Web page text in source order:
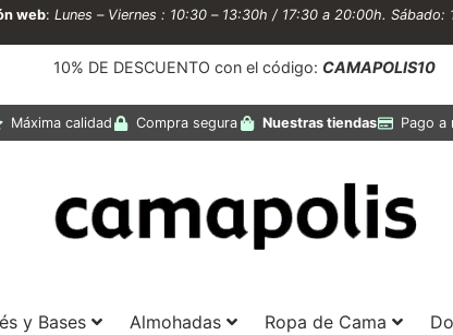
web: Lunes – Viernes : 10:30 – 13:30h / 17:30 a 20:00h. Sábado:
10% DE DESCUENTO con el código: CAMAPOLIS10
Máxima calidad Compra segura Nuestras tiendas Pago a
y Bases Almohadas Ropa de Cama